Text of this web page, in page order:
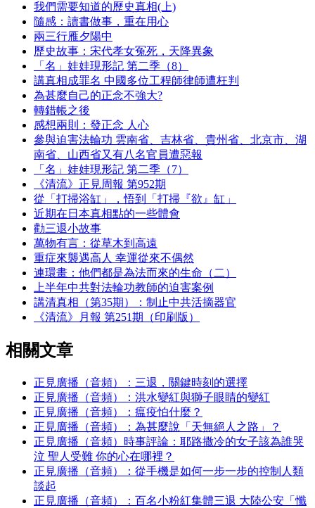
我們需要知道的歷史真相(上)
隨感：讀書做事，重在用心
兩三行雁夕陽中
歷史故事：宋代孝女冤死，天降異象
「名」娃娃現形記 第二季（8）
講真相成罪名 中國多位工程師律師遭枉判
為甚麼自己的正念不強大?
轉錯帳之後
感想兩則：發正念 人心
參與迫害法輪功 雲南省、吉林省、貴州省、北京市、湖
南省、山西省又有八名官員遭惡報
「名」娃娃現形記 第二季（7）
《清流》正見周報 第952期
從「打掃浴缸」，悟到「打掃『欲』缸」
近期在日本真相點的一些體會
勸三退小故事
萬物有言：從草木到高遠
重症來襲遇高人 幸運從來不偶然
連環畫：他們都是為法而來的生命（二）
上半年中共對法輪功教師的迫害案例
講清真相（第35期）：制止中共活摘器官
《清流》月報 第251期（印刷版）
相關文章
正見廣播（音頻）：三退，關鍵時刻的選擇
正見廣播（音頻）：洪水變紅與獅子眼睛的變紅
正見廣播（音頻）：瘟疫怕什麼？
正見廣播（音頻）：為甚麼說「天無絕人之路」？
正見廣播（音頻）時事評論：耶路撒冷的女子該為誰哭
泣 聖人受難 你的心在哪裡？
正見廣播（音頻）：從手機是如何一步一步的控制人類
談起
正見廣播（音頻）：百名小粉紅集體三退 大陸公安「懺